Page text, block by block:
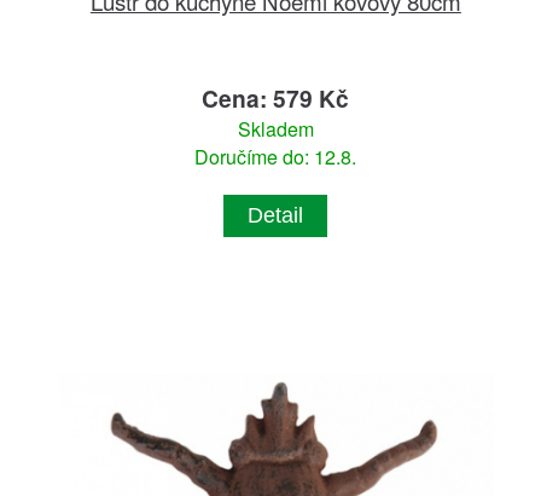
Cena: 579 Kč
Skladem
Doručíme do: 12.8.
Detail